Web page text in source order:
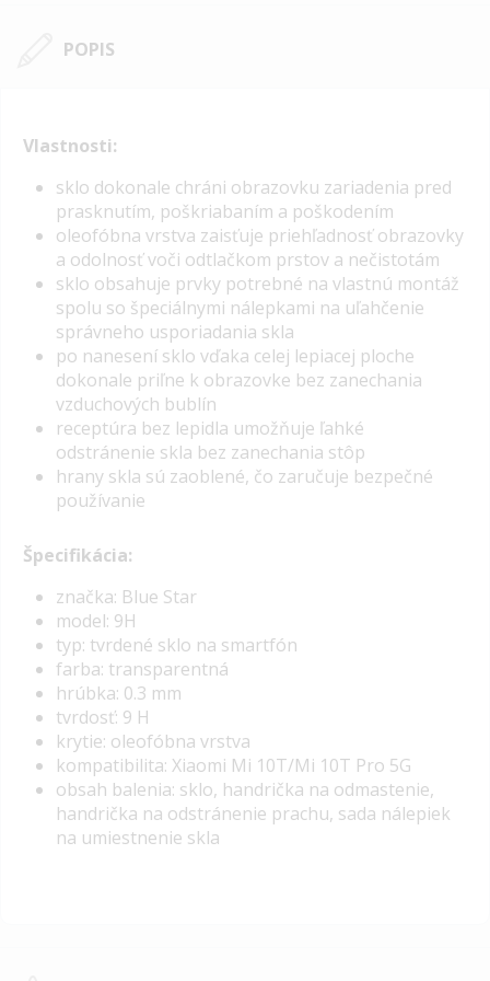
POPIS
Vlastnosti:
sklo dokonale chráni obrazovku zariadenia pred
prasknutím, poškriabaním a poškodením
oleofóbna vrstva zaisťuje priehľadnosť obrazovky
a odolnosť voči odtlačkom prstov a nečistotám
sklo obsahuje prvky potrebné na vlastnú montáž
spolu so špeciálnymi nálepkami na uľahčenie
správneho usporiadania skla
po nanesení sklo vďaka celej lepiacej ploche
dokonale priľne k obrazovke bez zanechania
vzduchových bublín
receptúra ​​bez lepidla umožňuje ľahké
odstránenie skla bez zanechania stôp
hrany skla sú zaoblené, čo zaručuje bezpečné
používanie
Špecifikácia:
značka: Blue Star
model: 9H
typ: tvrdené sklo na smartfón
farba: transparentná
hrúbka: 0.3 mm
tvrdosť: 9 H
krytie: oleofóbna vrstva
kompatibilita: Xiaomi Mi 10T/Mi 10T Pro 5G
obsah balenia: sklo, handrička na odmastenie,
handrička na odstránenie prachu, sada nálepiek
na umiestnenie skla